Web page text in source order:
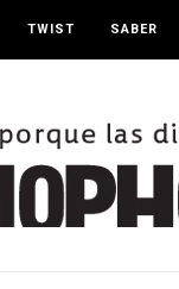
TWIST SABER